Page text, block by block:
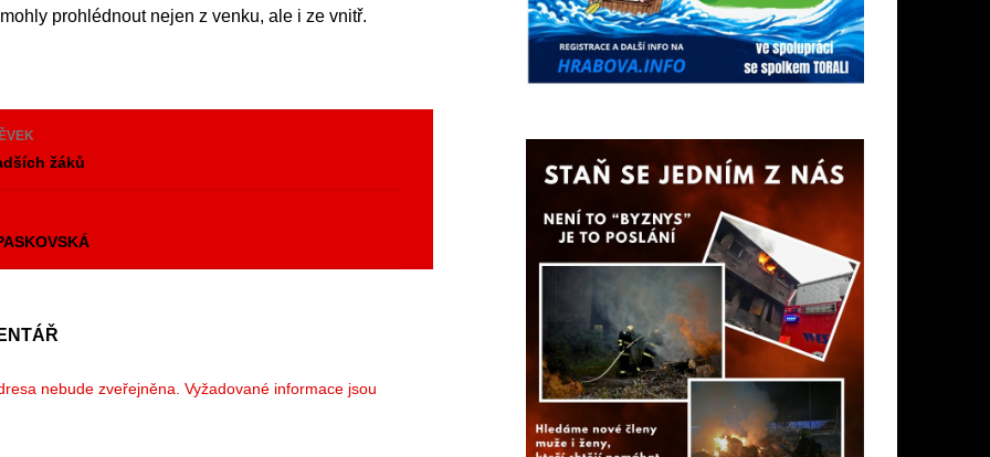
prohlédnout nejen z venku, ale i ze vnitř.
žáků
nebude zveřejněna. Vyžadované informace jsou